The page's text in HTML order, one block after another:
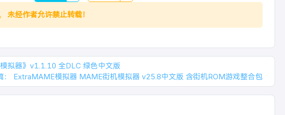
未经作者允许禁止转载！
拟器》v1.1.10 全DLC 绿色中文版
ExtraMAME模拟器 MAME街机模拟器 v25.8中文版 含街机ROM游戏整合包